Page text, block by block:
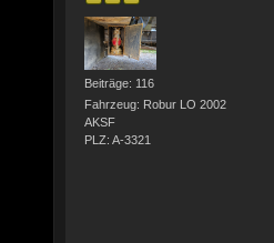
Beiträge: 116
Fahrzeug: Robur LO 2002
AKSF
PLZ: A-3321